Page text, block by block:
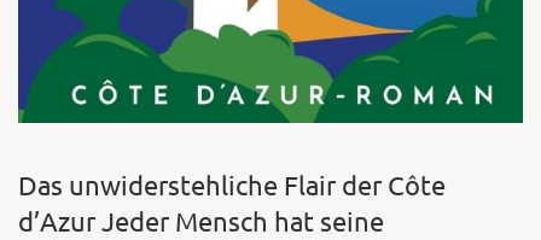
Das unwiderstehliche Flair der Côte
d’Azur Jeder Mensch hat seine